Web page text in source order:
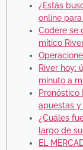
¿Estás
online
Codere se
mítico
River hoy:
minuto a
Pronóstico
apuestas
¿Cuáles
largo de
EL